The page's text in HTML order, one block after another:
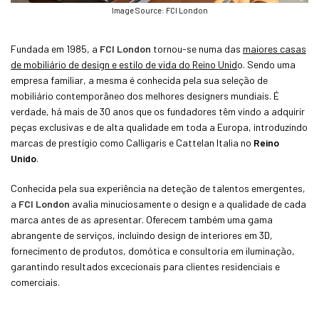
Image Source: FCI London
Fundada em 1985, a FCI London tornou-se numa das maiores casas
de mobiliário de design e estilo de vida do Reino Unido. Sendo uma
empresa familiar, a mesma é conhecida pela sua seleção de
mobiliário contemporâneo dos melhores designers mundiais. É
verdade, há mais de 30 anos que os fundadores têm vindo a adquirir
peças exclusivas e de alta qualidade em toda a Europa, introduzindo
marcas de prestígio como Calligaris e Cattelan Italia no Reino
Unido.
Conhecida pela sua experiência na deteção de talentos emergentes,
a FCI London avalia minuciosamente o design e a qualidade de cada
marca antes de as apresentar. Oferecem também uma gama
abrangente de serviços, incluindo design de interiores em 3D,
fornecimento de produtos, domótica e consultoria em iluminação,
garantindo resultados excecionais para clientes residenciais e
comerciais.